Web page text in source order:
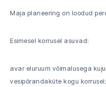
Maja planeering on loodud
Esimesel korrusel asuvad:
avar eluruum võimalusega
vesipõrandaküte kogu korrusel;